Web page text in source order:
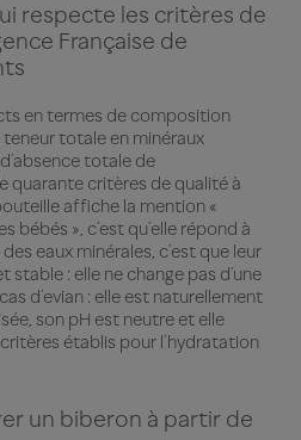
respecte les critères de
Française de
en termes de composition
totale en minéraux
totale de
quarante critères de qualité à
affiche la mention «
bébés », c’est qu’elle répond à
eaux minérales, c’est que leur
: elle ne change pas d’une
d’evian : elle est naturellement
son pH est neutre et elle
établis pour l’hydratation
un biberon à partir de